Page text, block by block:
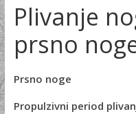
Plivanje
prsno
Prsno noge
Propulzivni period